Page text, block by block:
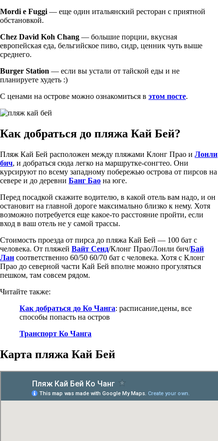
Mordi e Fuggi — еще один итальянский ресторан с приятной
обстановкой.
Chez David Koh Chang — большие порции, вкусная
европейская еда, бельгийское пиво, сидр, ценник чуть выше
среднего.
Burger Station — если вы устали от тайской еды и не
планируете худеть :)
С ценами на острове можно ознакомиться в этом посте.
Как добраться до пляжа Кай Бей?
Пляж Кай Бей расположен между пляжами Клонг Прао и Лонли
бич, и добраться сюда легко на маршрутке-сонгтео. Они
курсируют по всему западному побережью острова от пирсов на
севере и до деревни Банг Бао на юге.
Перед посадкой скажите водителю, в какой отель вам надо, и он
остановит на главной дороге максимально близко к нему. Хотя
возможно потребуется еще какое-то расстояние пройти, если
вход в ваш отель не у самой трассы.
Стоимость проезда от пирса до пляжа Кай Бей — 100 бат с
человека. От пляжей Вайт Сенд/Клонг Прао/Лонли бич/Бай
Лан соответственно 60/50 60/70 бат с человека. Хотя с Клонг
Прао до северной части Кай Бей вполне можно прогуляться
пешком, там совсем рядом.
Читайте также:
Как добраться до Ко Чанга: расписание,цены, все
способы попасть на остров
Транспорт Ко Чанга
Карта пляжа Кай Бей